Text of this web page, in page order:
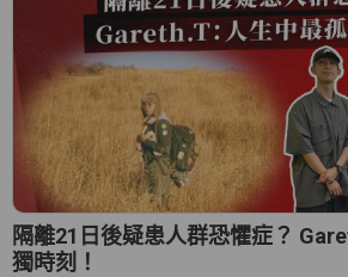
隔離21日後疑患人群恐懼症？
獨時刻！